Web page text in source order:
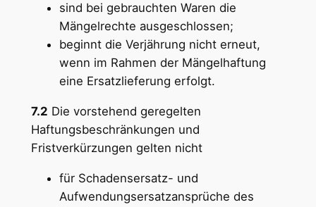
sind bei gebrauchten Waren die
Mängelrechte ausgeschlossen;
beginnt die Verjährung nicht erneut,
wenn im Rahmen der Mängelhaftung
eine Ersatzlieferung erfolgt.
7.2 Die vorstehend geregelten
Haftungsbeschränkungen und
Fristverkürzungen gelten nicht
für Schadensersatz- und
Aufwendungsersatzansprüche des